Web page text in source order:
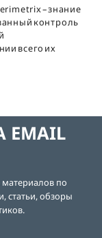
– знание
контроль
всего их
по
статьи, обзоры